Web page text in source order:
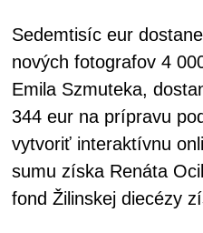
Sedemtisíc eur
nových fotografov 4
Emila Szmuteka,
344 eur na prípravu
vytvoriť interaktívnu
sumu získa Renáta
fond Žilinskej diecézy